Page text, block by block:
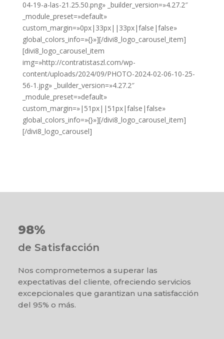
04-19-a-las-21.25.50.png» _builder_version=»4.27.2″
_module_preset=»default»
custom_margin=»0px|33px||33px|false|false»
global_colors_info=»{}»][/divi8_logo_carousel_item]
[divi8_logo_carousel_item
img=»http://contratistaszl.com/wp-
content/uploads/2024/09/PHOTO-2024-02-06-10-25-
56-1.jpg» _builder_version=»4.27.2″
_module_preset=»default»
custom_margin=»|51px||51px|false|false»
global_colors_info=»{}»][/divi8_logo_carousel_item]
[/divi8_logo_carousel]
98%
de Satisfacción
Nos comprometemos a superar las
expectativas del cliente, ofreciendo servicios
excepcionales que garantizan una satisfacción
del 95% o más.